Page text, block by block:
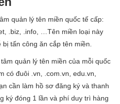
quản lý tên miền quốc tế cấp:
.biz, .info, …Tên miền loại này
tấn công ăn cắp tên miền.
quản lý tên miền của mỗi quốc
có đuôi .vn, .com.vn, edu.vn,
cần làm hồ sơ đăng ký và thanh
ký đóng 1 lần và phí duy trì hàng